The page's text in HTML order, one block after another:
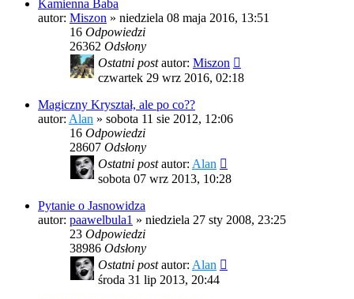
Kamienna Baba
autor: Miszon » niedziela 08 maja 2016, 13:51
16 Odpowiedzi
26362 Odsłony
Ostatni postautor: Miszon
czwartek 29 wrz 2016, 02:18
Magiczny Kryształ, ale po co??
autor: Alan » sobota 11 sie 2012, 12:06
16 Odpowiedzi
28607 Odsłony
Ostatni postautor: Alan
sobota 07 wrz 2013, 10:28
Pytanie o Jasnowidza
autor: paawelbula1 » niedziela 27 sty 2008, 23:25
23 Odpowiedzi
38986 Odsłony
Ostatni postautor: Alan
środa 31 lip 2013, 20:44